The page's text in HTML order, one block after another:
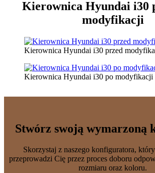
Kierownica Hyundai i30
modyfikacji
Kierownica Hyundai i30 przed
Kierownica Hyundai i30 po modyfikacji
Stwórz swoją wymarzoną
Skorzystaj z naszego konfiguratora,
przeprowadzi Cię przez proces doboru
rozmiaru oraz koloru.